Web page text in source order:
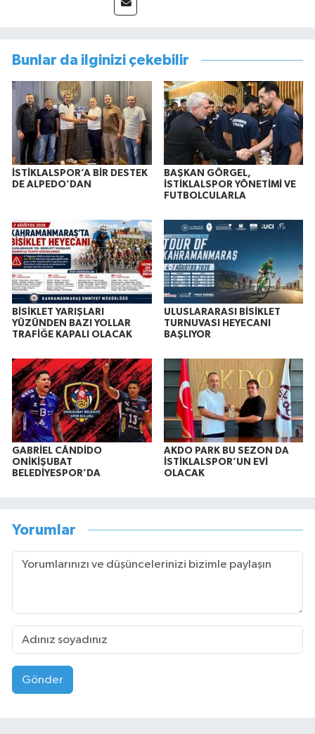
Bunlar da ilginizi çekebilir
İSTİKLALSPOR’A BİR DESTEK
DE ALPEDO’DAN
BAŞKAN GÖRGEL,
İSTİKLALSPOR YÖNETİMİ VE
FUTBOLCULARLA
BİSİKLET YARIŞLARI
YÜZÜNDEN BAZI YOLLAR
TRAFİĞE KAPALI OLACAK
ULUSLARARASI BİSİKLET
TURNUVASI HEYECANI
BAŞLIYOR
GABRİEL CÂNDİDO
ONİKİŞUBAT
BELEDİYESPOR’DA
AKDO PARK BU SEZON DA
İSTİKLALSPOR’UN EVİ
OLACAK
Yorumlar
Gönder